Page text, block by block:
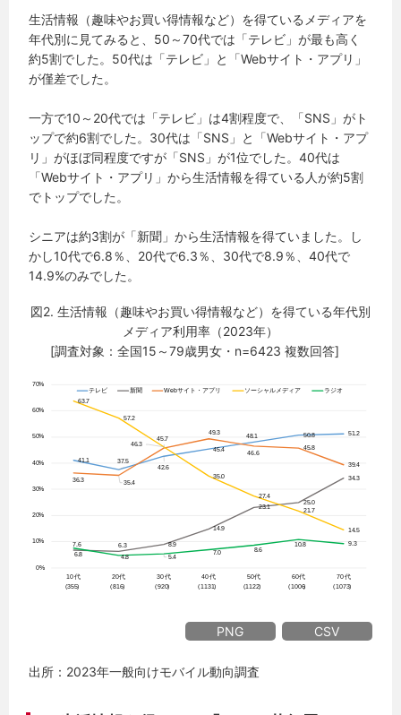
生活情報（趣味やお買い得情報など）を得ているメディアを
年代別に見てみると、50～70代では「テレビ」が最も高く
約5割でした。50代は「テレビ」と「Webサイト・アプリ」
が僅差でした。
一方で10～20代では「テレビ」は4割程度で、「SNS」がト
ップで約6割でした。30代は「SNS」と「Webサイト・アプ
リ」がほぼ同程度ですが「SNS」が1位でした。40代は
「Webサイト・アプリ」から生活情報を得ている人が約5割
でトップでした。
シニアは約3割が「新聞」から生活情報を得ていました。し
かし10代で6.8％、20代で6.3％、30代で8.9％、40代で
14.9%のみでした。
図2. 生活情報（趣味やお買い得情報など）を得ている年代別
メディア利用率（2023年）
[調査対象：全国15～79歳男女・n=6423 複数回答]
PNG CSV
出所：2023年一般向けモバイル動向調査